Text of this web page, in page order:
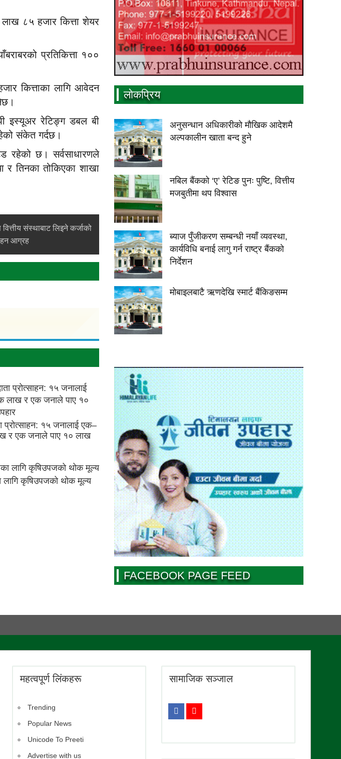
८५ हजार कित्ता शेयर
प्रतिकित्ता १००
कित्ताका लागि आवेदन
इस्यूअर रेटिङ्ग डबल बी
संकेत गर्दछ।
रहेको छ। सर्वसाधारणले
र तिनका तोकिएका शाखा
संस्थाबाट लिइने कर्जाको
आग्रह
प्रोत्साहन: १५ जनालाई एक–
र एक जनाले पाए १० लाख
कृषिउपजको थोक मूल्य
लाेकप्रिय
अनुसन्धान अधिकारीकाे माैखिक आदेशमै
अल्पकालीन खाता बन्द हुने
नबिल बैंकको ‘ए’ रेटिङ पुनः पुष्टि, वित्तीय
मजबुतीमा थप विश्वास
ब्याज पुँजीकरण सम्बन्धी नयाँ व्यवस्था,
कार्यविधि बनाई लागु गर्न राष्ट्र बैंकको
निर्देशन
मोबाइलबाटै ऋणदेखि स्मार्ट बैंकिङसम्म
FACEBOOK PAGE FEED
महत्वपूर्ण लिंकहरू
Trending
Popular News
Unicode To Preeti
Advertise with us
सामाजिक सञ्जाल